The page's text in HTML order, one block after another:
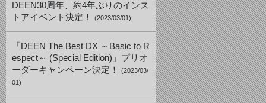
DEEN30周年、約4年ぶりのインス
トアイベント決定！
(2023/03/01)
「DEEN The Best DX ～Basic to R
espect～ (Special Edition)」プリオ
ーダーキャンペーン決定！
(2023/03/
01)